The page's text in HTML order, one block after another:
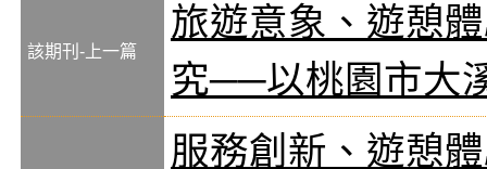
該期刊-上一篇
旅遊意象、遊憩
究──以桃園市大
服務創新、遊憩